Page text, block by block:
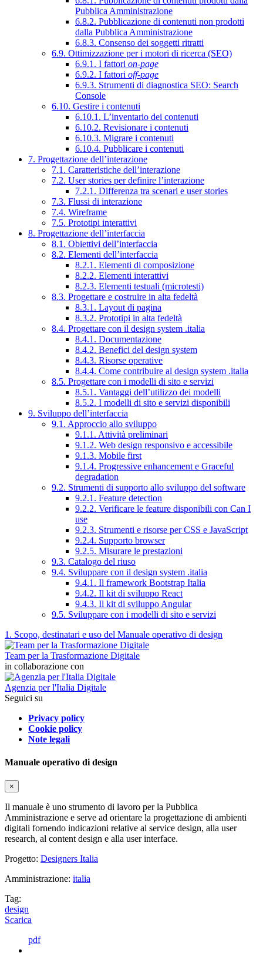
Pubblica Amministrazione
6.8.2. Pubblicazione di contenuti non prodotti
dalla Pubblica Amministrazione
6.8.3. Consenso dei soggetti ritratti
6.9. Ottimizzazione per i motori di ricerca (SEO)
6.9.1. I fattori on-page
6.9.2. I fattori off-page
6.9.3. Strumenti di diagnostica SEO: Search
Console
6.10. Gestire i contenuti
6.10.1. L’inventario dei contenuti
6.10.2. Revisionare i contenuti
6.10.3. Migrare i contenuti
6.10.4. Pubblicare i contenuti
7. Progettazione dell’interazione
7.1. Caratteristiche dell’interazione
7.2. User stories per definire l’interazione
7.2.1. Differenza tra scenari e user stories
7.3. Flussi di interazione
7.4. Wireframe
7.5. Prototipi interattivi
8. Progettazione dell’interfaccia
8.1. Obiettivi dell’interfaccia
8.2. Elementi dell’interfaccia
8.2.1. Elementi di composizione
8.2.2. Elementi interattivi
8.2.3. Elementi testuali (microtesti)
8.3. Progettare e costruire in alta fedeltà
8.3.1. Layout di pagina
8.3.2. Prototipi in alta fedeltà
8.4. Progettare con il design system .italia
8.4.1. Documentazione
8.4.2. Benefici del design system
8.4.3. Risorse operative
8.4.4. Come contribuire al design system .italia
8.5. Progettare con i modelli di sito e servizi
8.5.1. Vantaggi dell’utilizzo dei modelli
8.5.2. I modelli di sito e servizi disponibili
9. Sviluppo dell’interfaccia
9.1. Approccio allo sviluppo
9.1.1. Attività preliminari
9.1.2. Web design responsivo e accessibile
9.1.3. Mobile first
9.1.4. Progressive enhancement e Graceful
degradation
9.2. Strumenti di supporto allo sviluppo del software
9.2.1. Feature detection
9.2.2. Verificare le feature disponibili con Can I
use
9.2.3. Strumenti e risorse per CSS e JavaScript
9.2.4. Supporto browser
9.2.5. Misurare le prestazioni
9.3. Catalogo del riuso
9.4. Sviluppare con il design system .italia
9.4.1. Il framework Bootstrap Italia
9.4.2. Il kit di sviluppo React
9.4.3. Il kit di sviluppo Angular
9.5. Sviluppare con i modelli di sito e servizi
1. Scopo, destinatari e uso del Manuale operativo di design
Team per la Trasformazione Digitale
in collaborazione con
Agenzia per l'Italia Digitale
Seguici su
Privacy policy
Cookie policy
Note legali
Manuale operativo di design
×
Il manuale è uno strumento di lavoro per la Pubblica
Amministrazione e serve ad orientare la progettazione di ambienti
digitali fornendo indicazioni relative al service design, alla user
research, al content design e alla user interface.
Progetto: Designers Italia
Amministrazione: italia
Tag:
design
Scarica
pdf